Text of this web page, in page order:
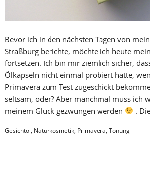
Bevor ich in den nächsten Tagen von
Straßburg berichte, möchte ich heute
fortsetzen. Ich bin mir ziemlich sicher,
Ölkapseln nicht einmal probiert hätte,
Primavera zum Test zugeschickt
seltsam, oder? Aber manchmal muss ich
meinem Glück gezwungen werden
.
Gesichtöl, Naturkosmetik, Primavera, Tönung